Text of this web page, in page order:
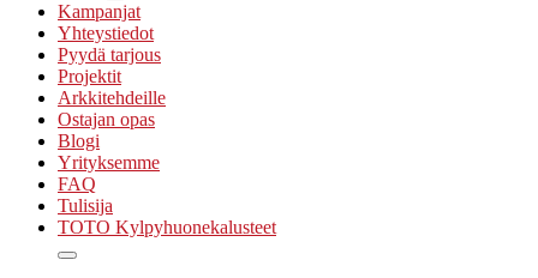
Kampanjat
Yhteystiedot
Pyydä tarjous
Projektit
Arkkitehdeille
Ostajan opas
Blogi
Yrityksemme
FAQ
Tulisija
TOTO Kylpyhuonekalusteet